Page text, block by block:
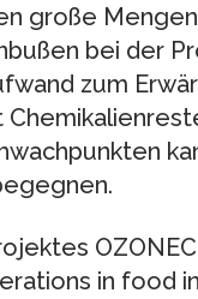
große
bei der
zum
in food